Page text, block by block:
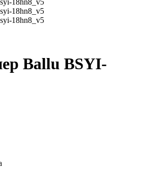
Ballu BSYI-